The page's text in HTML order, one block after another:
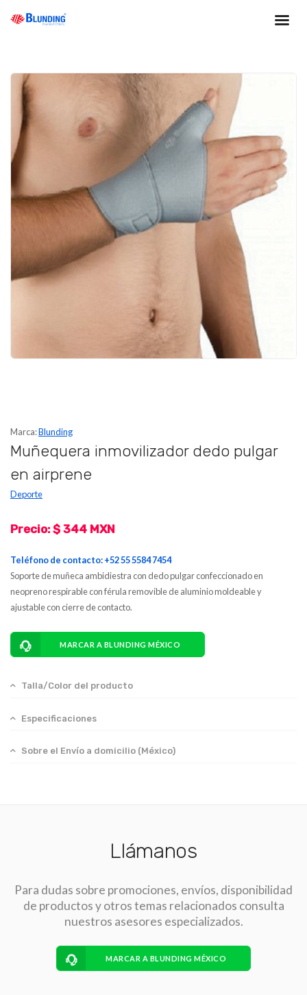
Marca:Blunding
Muñequera inmovilizador dedo pulgar
en airprene
Deporte
Precio: $ 344 MXN
Teléfono de contacto: +52 55 5584 7454
Soporte de muñeca ambidiestra con dedo pulgar confeccionado en
neopreno respirable con férula removible de aluminio moldeable y
ajustable con cierre de contacto.
MARCAR A BLUNDING MÉXICO
Talla/Color del producto
Especificaciones
Sobre el Envío a domicilio (México)
Llámanos
Para dudas sobre promociones, envíos, disponibilidad
de productos y otros temas relacionados consulta
nuestros asesores especializados.
MARCAR A BLUNDING MÉXICO